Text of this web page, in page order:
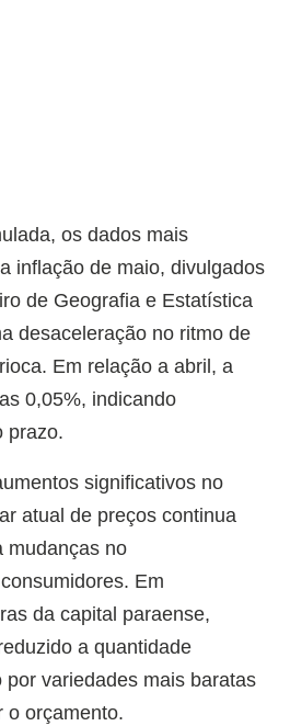
os dados mais
inflação de maio, divulgados
de Geografia e Estatística
desaceleração no ritmo de
Em relação a abril, a
0,05%, indicando
prazo.
significativos no
atual de preços continua
mudanças no
Em
da capital paraense,
a quantidade
variedades mais baratas
o orçamento.